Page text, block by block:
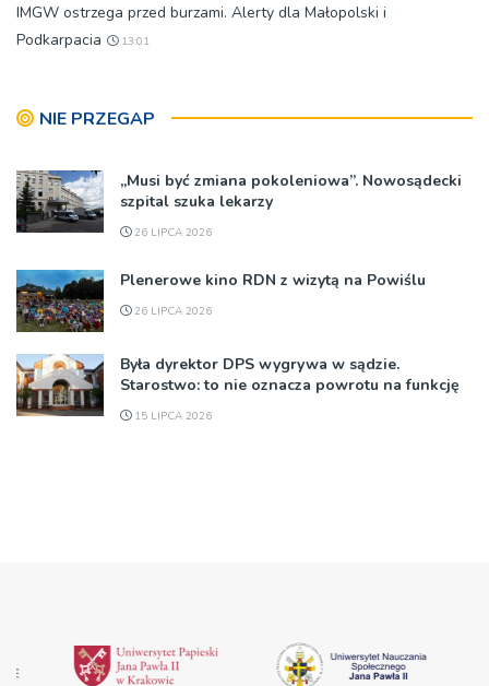
IMGW ostrzega przed burzami. Alerty dla Małopolski i
Podkarpacia
13:01
NIE PRZEGAP
„Musi być zmiana pokoleniowa”. Nowosądecki
szpital szuka lekarzy
26 LIPCA 2026
Plenerowe kino RDN z wizytą na Powiślu
26 LIPCA 2026
Była dyrektor DPS wygrywa w sądzie.
Starostwo: to nie oznacza powrotu na funkcję
15 LIPCA 2026